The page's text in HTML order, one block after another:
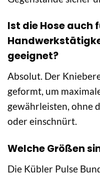
Ist die Hose auch
geeignet?
Absolut. Der
geformt, um
gewährleisten, ohne
oder einschnürt.
Welche Größen
Die Kübler Pulse